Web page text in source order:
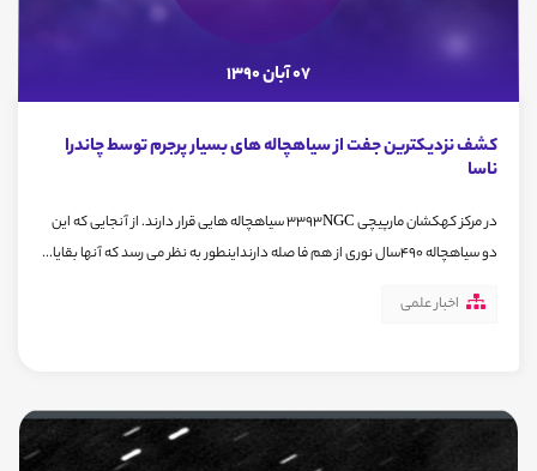
07 آبان 1390
کشف نزدیکترین جفت از سیاهچاله های بسیار پرجرم توسط چاندرا
ناسا
در مرکز کهکشان مارپیچی 3393NGC سیاهچاله هایی قرار دارند. از آنجایی که این
دو سیاهچاله 490سال نوری از هم فا صله دارنداینطور به نظر می رسد که آنها بقایا...
اخبار علمی